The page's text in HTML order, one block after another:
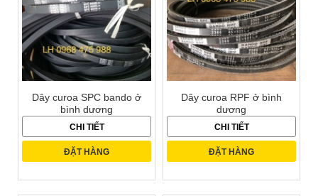
Dây curoa SPC bando ở
bình dương
CHI TIẾT
ĐẶT HÀNG
Dây curoa RPF ở bình
dương
CHI TIẾT
ĐẶT HÀNG